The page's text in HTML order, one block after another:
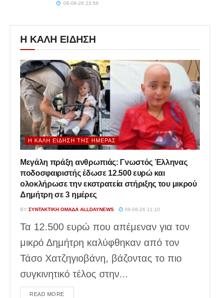
08-08-26 23:56
Η ΚΑΛΗ ΕΙΔΗΣΗ
Η ΚΑΛΉ ΕΊΔΗΣΗ ΤΗΣ ΗΜΈΡΑΣ
Μεγάλη πράξη ανθρωπιάς: Γνωστός Έλληνας
ποδοσφαιριστής έδωσε 12.500 ευρώ και
ολοκλήρωσε την εκστρατεία στήριξης του μικρού
Δημήτρη σε 3 ημέρες
BY ΣΥΝΤΑΚΤΙΚΉ ΟΜΆΔΑ ALLDAYNEWS 08-08-26 11:10
Τα 12.500 ευρώ που απέμεναν για τον
μικρό Δημήτρη καλύφθηκαν από τον
Τάσο Χατζηγιοβάνη, βάζοντας το πιο
συγκινητικό τέλος στην...
READ MOREDETAILS